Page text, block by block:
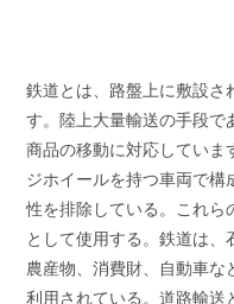
鉄道とは、路盤上に敷設さ
す。陸上大量輸送の手段
商品の移動に対応していま
ジホイールを持つ車両で
性を排除している。これら
として使用する。鉄道は、
農産物、消費財、自動車な
利用されている。道路輸